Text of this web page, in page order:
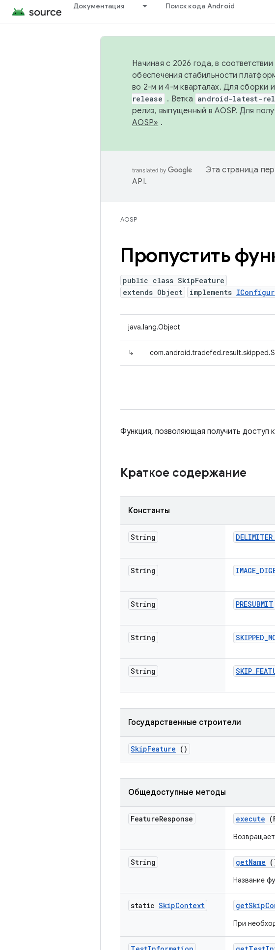
Документация Поиск кода Android
Начиная с 2026 года, в
обеспечения стабильности
во 2-м и 4-м кварталах. Для сборки
release . Ветка android-latest-
релиз, выпущенный в AOSP. Для
AOSP» .
Эта страница
API.
AOSP
Пропустить
public class SkipFeature
extends Object
implements
java.lang.Object
↳
Функция, позволяющая получить доступ
Краткое содержание
Константы
String DELIMITER
String IMAGE_
String PRESUBMIT
String SKIPPED_
String SKIP_
Государственные строители
SkipFeature ()
Общедоступные методы
FeatureResponse execute
String getName
Название
static SkipContext getSkip
При